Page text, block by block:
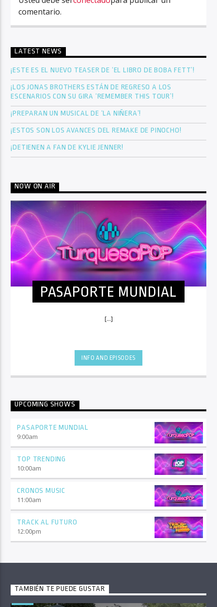
comentario.
LATEST NEWS
¡ESTE ES EL NUEVO TEASER DE ‘EL LIBRO DE BOBA FETT’!
¡LOS JONAS BROTHERS ESTÁN DE REGRESO A LOS
ESCENARIOS CON SU GIRA ‘REMEMBER THIS TOUR’!
¡PREPARAN UN MUSICAL DE ‘LA NIÑERA’!
¡ESTOS SON LOS AVANCES DEL REMAKE DE PINOCHO!
¡DETIENEN A FAN DE KYLIE JENNER!
NOW ON AIR
PASAPORTE MUNDIAL
[...]
INFO AND EPISODES
UPCOMING SHOWS
PASAPORTE MUNDIAL
9:00am
TOP TRENDING
10:00am
CRONOS MUSIC
11:00am
TRACK AL FUTURO
12:00pm
TAMBIÉN TE PUEDE GUSTAR